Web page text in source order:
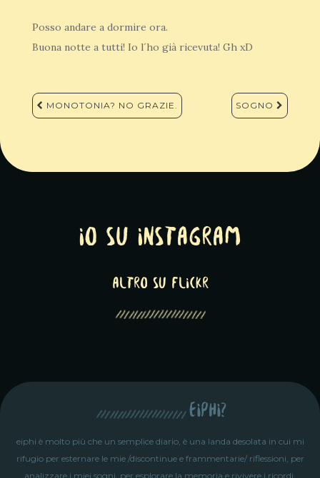
Posso andare a dormire ora.
Buona notte a tutti! Io l´ho già ricevuta! Gh xD
Navigazione
articoli
MONOTONIA? NO GRAZIE. SOGNO
Io su Instagram
altro su Flickr
eiphi?
eiphi è molto più che un semplice diario, è una landa desolata in cui mi
rifugio per esternare le mie /discontinue e frammentarie/ riflessioni, per
analizzare i miei sogni, per esplorare la memoria e rivivere i ricordi.